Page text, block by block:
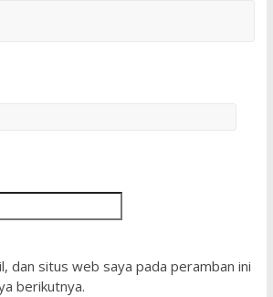
dan situs web saya pada peramban ini
berikutnya.